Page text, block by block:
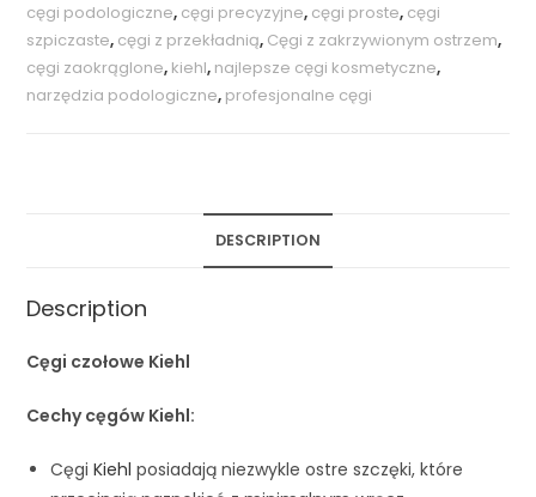
cęgi podologiczne, cęgi precyzyjne, cęgi proste, cęgi
szpiczaste, cęgi z przekładnią, Cęgi z zakrzywionym ostrzem,
cęgi zaokrąglone, kiehl, najlepsze cęgi kosmetyczne,
narzędzia podologiczne, profesjonalne cęgi
DESCRIPTION
Description
Cęgi czołowe Kiehl
Cechy cęgów Kiehl:
CęgiKiehl posiadają niezwykle ostre szczęki, które